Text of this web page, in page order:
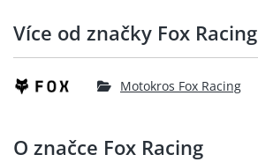
Více od značky Fox Racing
Motokros Fox Racing
O značce Fox Racing